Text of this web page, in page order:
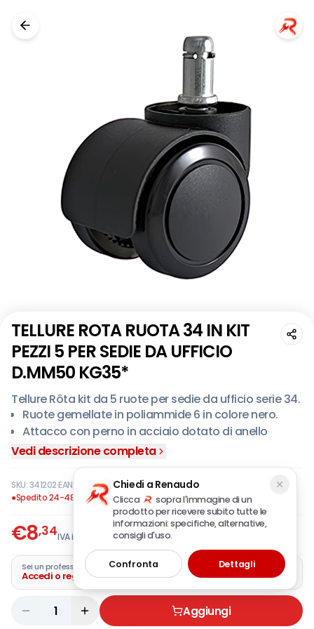
TELLURE ROTA RUOTA 34 IN KIT
PEZZI 5 PER SEDIE DA UFFICIO
D.MM50 KG35*
Tellure Rôta kit da 5 ruote per sedie da ufficio serie 34.
Ruote gemellate in poliammide 6 in colore nero.
Attacco con perno in acciaio dotato di anello
elastico.
Ruote specifiche per sedie da casa e da ufficio.
Kit composto da 5 ruote.
Vedi descrizione completa
SKU:341202·EAN:
8007554048597
●Spedito 24-48 ore
€8,34IVA incl.
Sei un professionista?
Accedi o registra la tua azienda
1 Aggiungi
Chiedi a Renaudo
Clicca
sopra l'immagine di un
prodotto per ricevere subito tutte le
informazioni: specifiche, alternative,
consigli d'uso.
Confronta Dettagli